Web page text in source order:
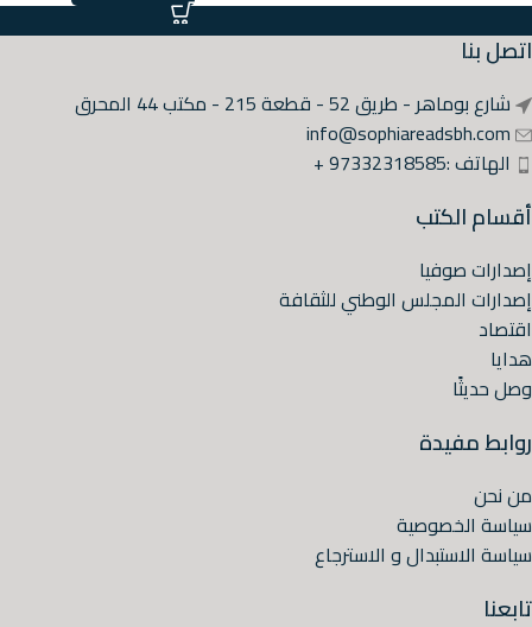
اتصل بنا
شارع بوماهر - طريق 52 - قطعة 215 - مكتب 44 المحرق
info@sophiareadsbh.com
الهاتف :97332318585 +
أقسام الكتب
إصدارات صوفيا
إصدارات المجلس الوطني للثقافة
اقتصاد
هدايا
وصل حديثًا
روابط مفيدة
من نحن
سياسة الخصوصية
سياسة الاستبدال و الاسترجاع
تابعنا